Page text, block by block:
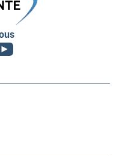
Youtube
(ouvrir
nouvel